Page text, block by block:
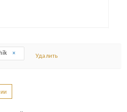
Удалить